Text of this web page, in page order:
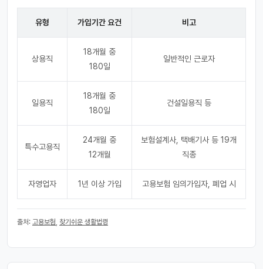
유형 가입기간 요건 비고
상용직
18개월 중
180일
일반적인 근로자
일용직
18개월 중
180일
건설일용직 등
특수고용직
24개월 중
12개월
보험설계사, 택배기사 등 19개
직종
자영업자 1년 이상 가입 고용보험 임의가입자, 폐업 시
출처: 고용보험 찾기쉬운 생활법령